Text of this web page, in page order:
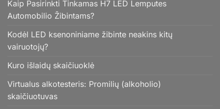
Kaip Pasirinkti Tinkamas H7 LED Lemputes
Automobilio Žibintams?
Kodėl LED ksenoniniame žibinte neakins kitų
vairuotojų?
Kuro išlaidų skaičiuoklė
Virtualus alkotesteris: Promilių (alkoholio)
skaičiuotuvas